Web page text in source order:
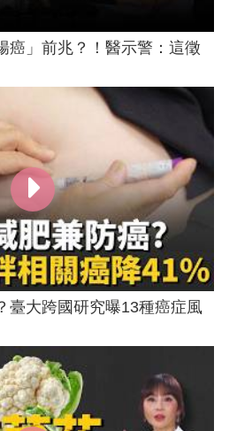
癌」前兆？！醫示警：這徵
臺大跨國研究曝13種癌症風